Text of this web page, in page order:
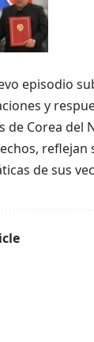
episodio
y
de Corea del
de sus